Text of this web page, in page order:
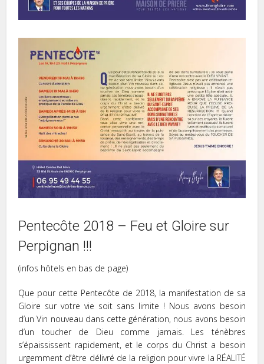
Pentecôte 2018 – Feu et Gloire sur
Perpignan !!!
(infos hôtels en bas de page)
Que pour cette Pentecôte de 2018, la manifestation de sa
Gloire sur votre vie soit sans limite ! Nous avons besoin
d’un Vin nouveau dans cette génération, nous avons besoin
d’un toucher de Dieu comme jamais. Les ténèbres
s’épaississent rapidement, et le corps du Christ a besoin
urgemment d’être délivré de la religion pour vivre la RÉALITÉ